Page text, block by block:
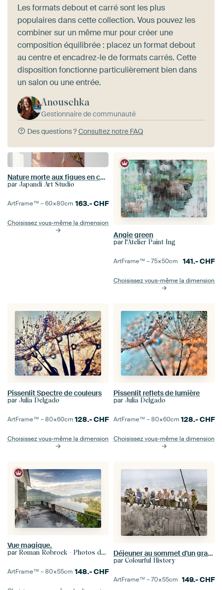
Les formats debout et carré sont les plus
populaires dans cette collection. Vous pouvez les
combiner sur un même mur pour créer une
composition équilibrée : placez un format debout
au centre et encadrez-le de formats carrés. Cette
disposition fonctionne particulièrement bien dans
un salon ou une entrée.
Anouschka
Gestionnaire de communauté
Des questions ?Consultez notre FAQ
Nature morte aux figues en couleurs douces
par Japandi Art Studio
ArtFrame™ –60×80cm 163.-CHF
Choisissez vous-même la dimension
Angie green
par l'Atelier Paint-Ing
ArtFrame™ –75×50cm 141.-CHF
Choisissez vous-même la dimension
Pissenlit Spectre de couleurs
par Julia Delgado
ArtFrame™ –80×60cm 128.-CHF
Choisissez vous-même la dimension
Pissenlit reflets de lumière
par Julia Delgado
ArtFrame™ –80×60cm 128.-CHF
Choisissez vous-même la dimension
Vue magique.
par Roman Robroek - Photos de bâtiments abandonnés
ArtFrame™ –80×55cm 148.-CHF
Déjeuner au sommet d'un gratte-ciel (1932)
par Colourful History
ArtFrame™ –70×55cm 149.-CHF